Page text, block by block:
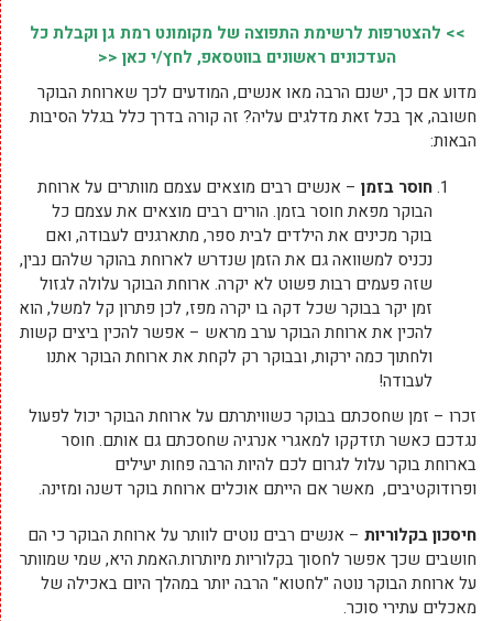
>> להצטרפות לרשימת התפוצה של מקומונט רמת גן וקבלת כל
העדכונים ראשונים בווטסאפ, לחץ/י כאן <<
מדוע אם כך, ישנם הרבה מאו אנשים, המודעים לכך שארוחת הבוקר
חשובה, אך בכל זאת מדלגים עליה? זה קורה בדרך כלל בגלל הסיבות
הבאות:
חוסר בזמן – אנשים רבים מוצאים עצמם מוותרים על ארוחת
הבוקר מפאת חוסר בזמן. הורים רבים מוצאים את עצמם כל
בוקר מכינים את הילדים לבית ספר, מתארגנים לעבודה, ואם
נכניס למשוואה גם את הזמן שנדרש לארוחת בהוקר שלהם נבין,
שזה פעמים רבות פשוט לא יקרה. ארוחת הבוקר עלולה לגזול
זמן יקר בבוקר שכל דקה בו יקרה מפז, לכן פתרון קל למשל, הוא
להכין את ארוחת הבוקר ערב מראש – אפשר להכין ביצים קשות
ולחתוך כמה ירקות, ובבוקר רק לקחת את ארוחת הבוקר אתנו
לעבודה!
זכרו – זמן שחסכתם בבוקר כשוויתרתם על ארוחת הבוקר יכול לפעול
נגדכם כאשר תזדקקו למאגרי אנרגיה שחסכתם גם אותם. חוסר
בארוחת בוקר עלול לגרום לכם להיות הרבה פחות יעילים
ופרודוקטיבים, מאשר אם הייתם אוכלים ארוחת בוקר דשנה ומזינה.
חיסכון בקלוריות – אנשים רבים נוטים לוותר על ארוחת הבוקר כי הם
חושבים שכך אפשר לחסוך בקלוריות מיותרות.האמת היא, שמי שמוותר
על ארוחת הבוקר נוטה "לחטוא" הרבה יותר במהלך היום באכילה של
מאכלים עתירי סוכר.